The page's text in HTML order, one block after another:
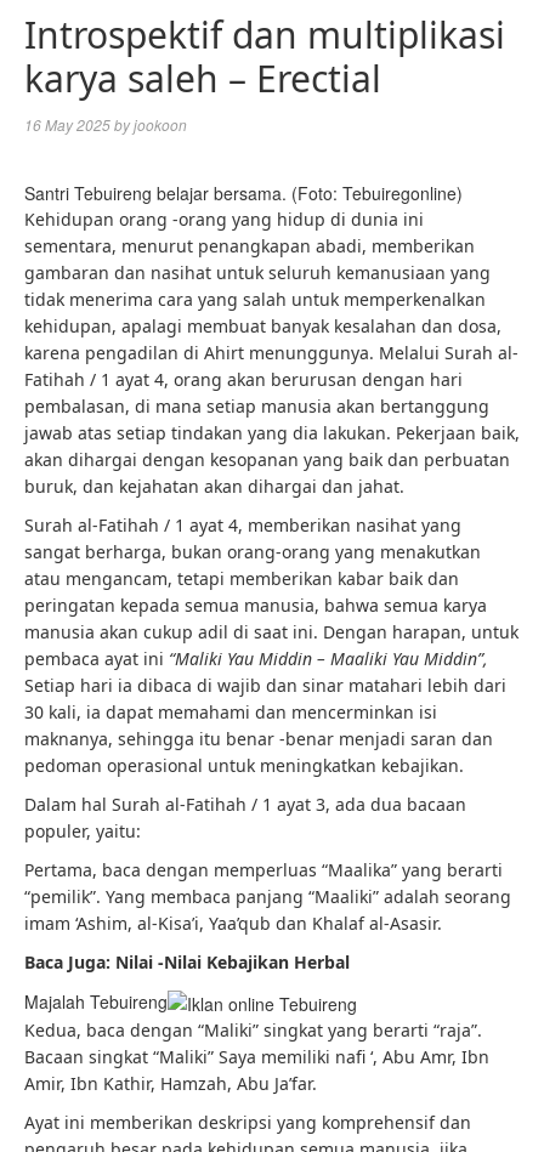
Introspektif dan multiplikasi
karya saleh – Erectial
16 May 2025byjookoon
Santri Tebuireng belajar bersama. (Foto: Tebuiregonline)
Kehidupan orang -orang yang hidup di dunia ini
sementara, menurut penangkapan abadi, memberikan
gambaran dan nasihat untuk seluruh kemanusiaan yang
tidak menerima cara yang salah untuk memperkenalkan
kehidupan, apalagi membuat banyak kesalahan dan dosa,
karena pengadilan di Ahirt menunggunya. Melalui Surah al-
Fatihah / 1 ayat 4, orang akan berurusan dengan hari
pembalasan, di mana setiap manusia akan bertanggung
jawab atas setiap tindakan yang dia lakukan. Pekerjaan baik,
akan dihargai dengan kesopanan yang baik dan perbuatan
buruk, dan kejahatan akan dihargai dan jahat.
Surah al-Fatihah / 1 ayat 4, memberikan nasihat yang
sangat berharga, bukan orang-orang yang menakutkan
atau mengancam, tetapi memberikan kabar baik dan
peringatan kepada semua manusia, bahwa semua karya
manusia akan cukup adil di saat ini. Dengan harapan, untuk
pembaca ayat ini “Maliki Yau Middin – Maaliki Yau Middin”,
Setiap hari ia dibaca di wajib dan sinar matahari lebih dari
30 kali, ia dapat memahami dan mencerminkan isi
maknanya, sehingga itu benar -benar menjadi saran dan
pedoman operasional untuk meningkatkan kebajikan.
Dalam hal Surah al-Fatihah / 1 ayat 3, ada dua bacaan
populer, yaitu:
Pertama, baca dengan memperluas “Maalika” yang berarti
“pemilik”. Yang membaca panjang “Maaliki” adalah seorang
imam ‘Ashim, al-Kisa’i, Yaa’qub dan Khalaf al-Asasir.
Baca Juga: Nilai -Nilai Kebajikan Herbal
Majalah Tebuireng
Kedua, baca dengan “Maliki” singkat yang berarti “raja”.
Bacaan singkat “Maliki” Saya memiliki nafi ‘, ​​Abu Amr, Ibn
Amir, Ibn Kathir, Hamzah, Abu Ja’far.
Ayat ini memberikan deskripsi yang komprehensif dan